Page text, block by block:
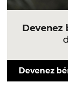
Devenez
Devenez